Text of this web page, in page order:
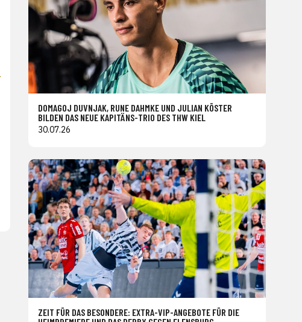
DOMAGOJ DUVNJAK, RUNE DAHMKE UND JULIAN KÖSTER
BILDEN DAS NEUE KAPITÄNS-TRIO DES THW KIEL
30.07.26
ZEIT FÜR DAS BESONDERE: EXTRA-VIP-ANGEBOTE FÜR DIE